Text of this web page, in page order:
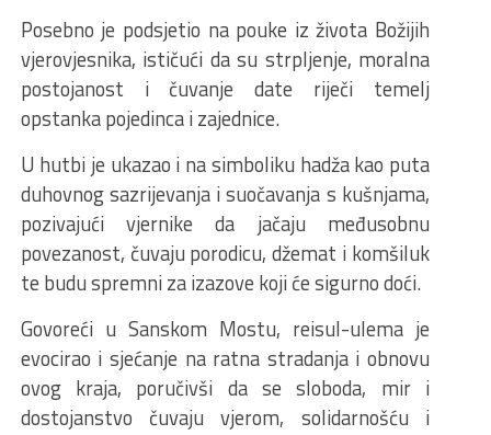
Posebno je podsjetio na pouke iz života Božijih
vjerovjesnika, ističući da su strpljenje, moralna
postojanost i čuvanje date riječi temelj
opstanka pojedinca i zajednice.
U hutbi je ukazao i na simboliku hadža kao puta
duhovnog sazrijevanja i suočavanja s kušnjama,
pozivajući vjernike da jačaju međusobnu
povezanost, čuvaju porodicu, džemat i komšiluk
te budu spremni za izazove koji će sigurno doći.
Govoreći u Sanskom Mostu, reisul-ulema je
evocirao i sjećanje na ratna stradanja i obnovu
ovog kraja, poručivši da se sloboda, mir i
dostojanstvo čuvaju vjerom, solidarnošću i